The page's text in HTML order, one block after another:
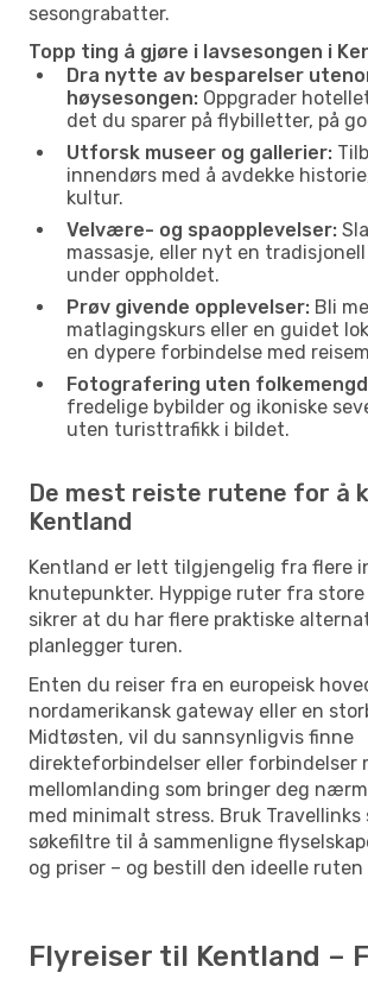
sesongrabatter.
Topp ting å gjøre i lavsesongen i
Dra nytte av besparelser
høysesongen: Oppgrader
det du sparer på flybilletter, på
Utforsk museer og gallerier:
innendørs med å avdekke
kultur.
Velvære- og spaopplevelser:
massasje, eller nyt en
under oppholdet.
Prøv givende opplevelser: Bli
matlagingskurs eller en guidet
en dypere forbindelse med
Fotografering uten
fredelige bybilder og ikoniske
uten turisttrafikk i bildet.
De mest reiste rutene for å
Kentland
Kentland er lett tilgjengelig fra flere
knutepunkter. Hyppige ruter fra store
sikrer at du har flere praktiske
planlegger turen.
Enten du reiser fra en europeisk
nordamerikansk gateway eller en
Midtøsten, vil du sannsynligvis finne
direkteforbindelser eller forbindelser
mellomlanding som bringer deg
med minimalt stress. Bruk Travellinks
søkefiltre til å sammenligne
og priser – og bestill den ideelle ruten
Flyreiser til Kentland –